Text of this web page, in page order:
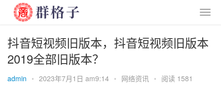
抖音短视频旧版本，抖音短视频旧版本
2019全部旧版本？
admin • 2023年7月1日 am9:14 • 网络资讯 • 阅读 1581